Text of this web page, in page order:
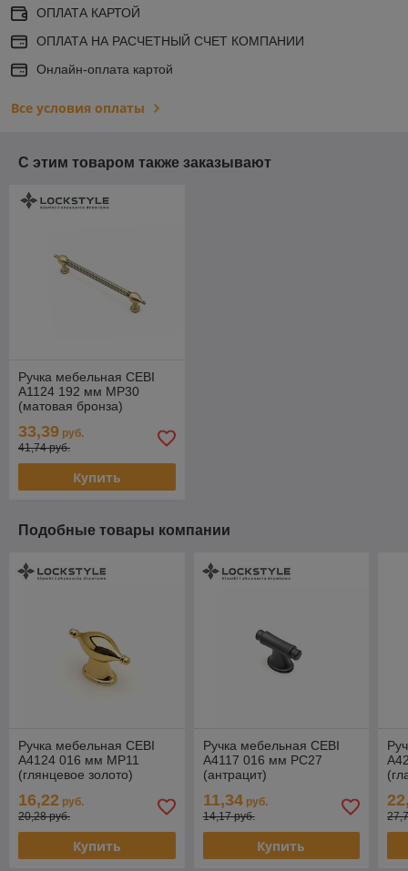
ОПЛАТА КАРТОЙ
ОПЛАТА НА РАСЧЕТНЫЙ СЧЕТ КОМПАНИИ
Онлайн-оплата картой
Все условия оплаты
С этим товаром также заказывают
Ручка мебельная CEBI
A1124 192 мм MP30
(матовая бронза)
33,39 руб.
41,74 руб.
Купить
Подобные товары компании
Ручка мебельная CEBI
A4124 016 мм MP11
(глянцевое золото)
16,22 руб.
20,28 руб.
Купить
Ручка мебельная CEBI
A4117 016 мм PC27
(антрацит)
11,34руб.
14,17 руб.
Купить